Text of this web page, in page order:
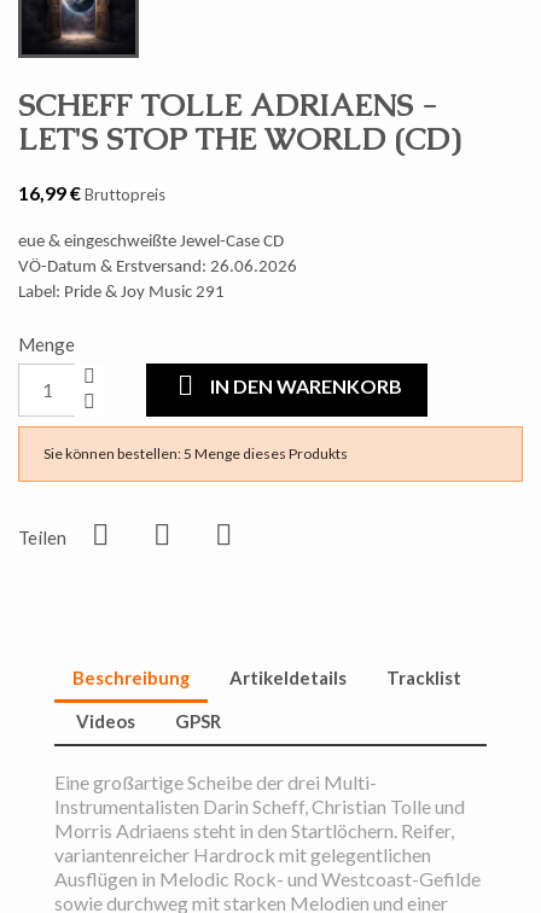
SCHEFF TOLLE ADRIAENS -
LET'S STOP THE WORLD (CD)
16,99 €Bruttopreis
eue & eingeschweißte Jewel-Case CD
VÖ-Datum & Erstversand: 26.06.2026
Label: Pride & Joy Music 291
Menge
IN DEN WARENKORB
Sie können bestellen: 5 Menge dieses Produkts
Teilen
Beschreibung Artikeldetails
Tracklist
Videos
GPSR
Eine großartige Scheibe der drei Multi-
Instrumentalisten Darin Scheff, Christian Tolle und
Morris Adriaens steht in den Startlöchern. Reifer,
variantenreicher Hardrock mit gelegentlichen
Ausflügen in Melodic Rock- und Westcoast-Gefilde
sowie durchweg mit starken Melodien und einer